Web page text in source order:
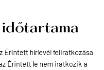
Érintett hírlevél feliratkozása
Érintett le nem iratkozik a